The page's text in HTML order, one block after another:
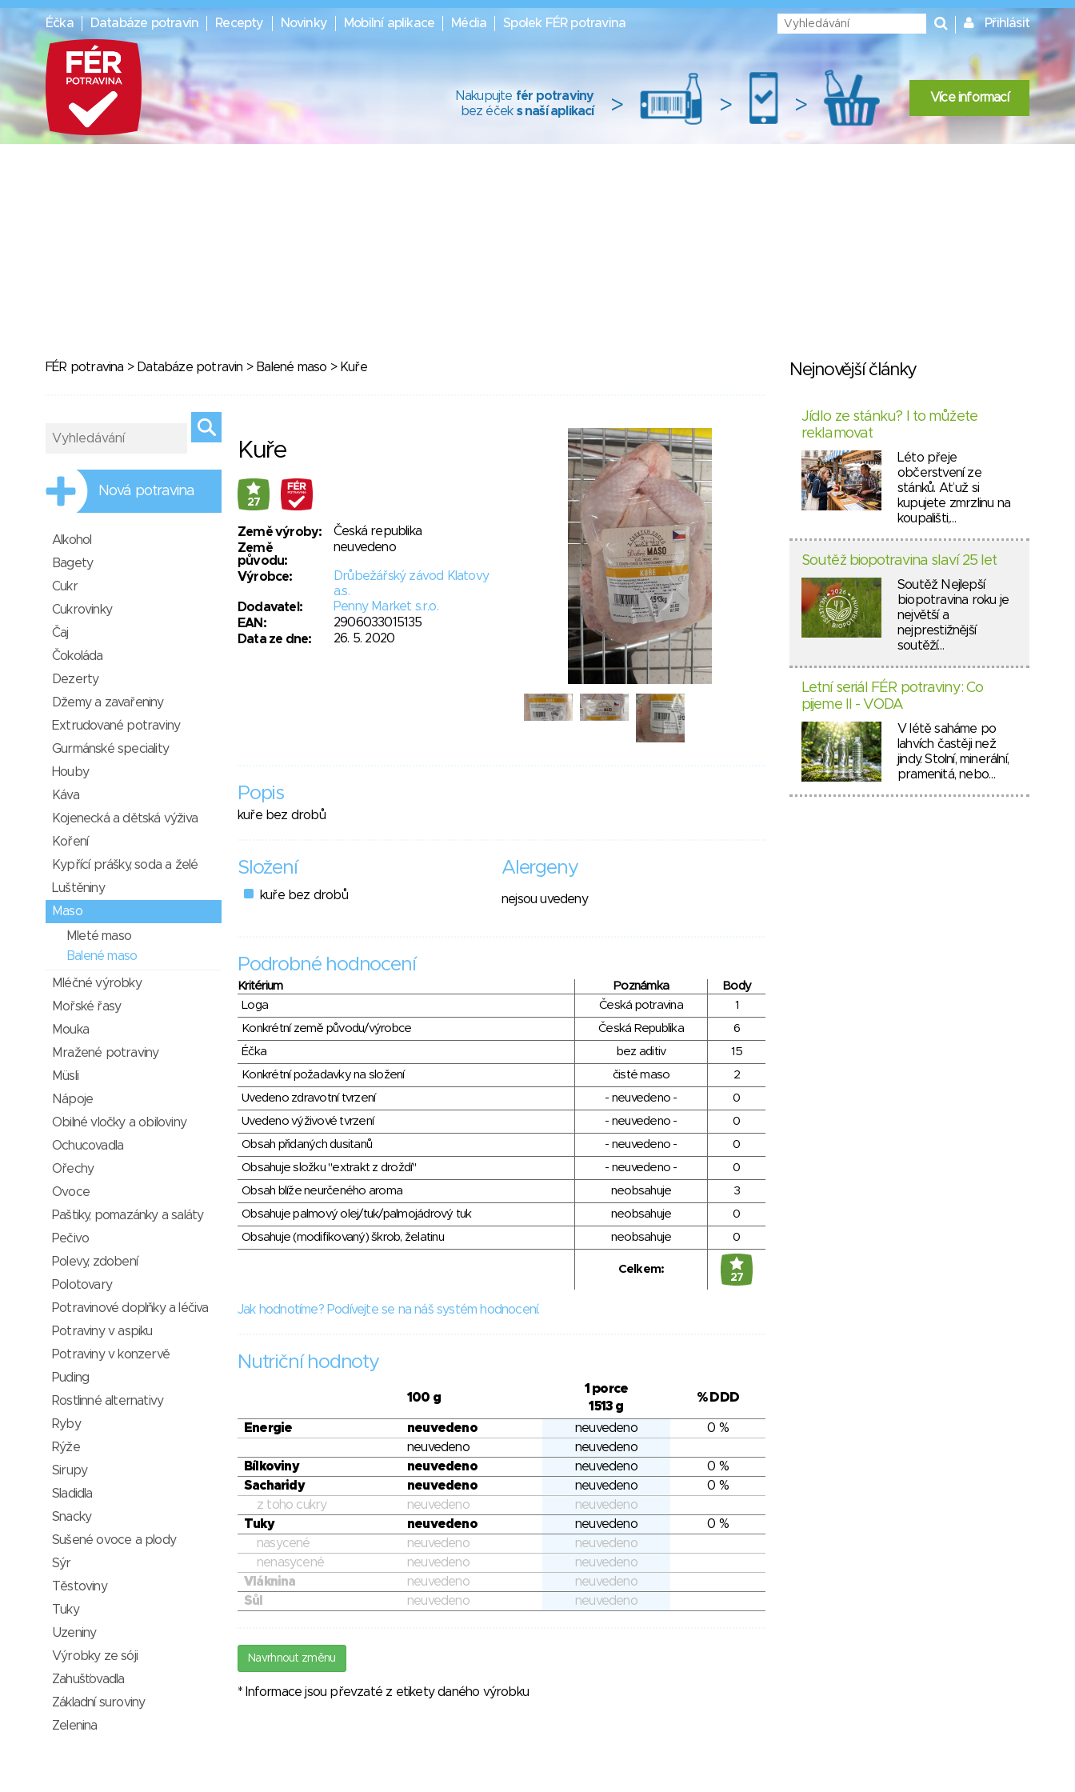
Éčka Databáze potravin Recepty Novinky Mobilní aplikace Média Spolek FÉR potravina Přihlásit
Nakupujte fér potraviny
bez éček s naší aplikací > > > Více informací
FÉR potravina > Databáze potravin > Balené maso > Kuře
Kuře
27
Země výroby:
Česká republika
Země
původu:
neuvedeno
Výrobce:
Drůbežářský závod Klatovy
a.s.
Dodavatel:
Penny Market s.r.o.
EAN:
2906033015135
Data ze dne:
26. 5. 2020
Popis
kuře bez drobů
Složení
kuře bez drobů
Alergeny
nejsou uvedeny
Podrobné hodnocení
Kritérium Poznámka
Body
Loga
Česká potravina
1
Konkrétní země původu/výrobce
Česká Republika
6
Éčka
bez aditiv
15
Konkrétní požadavky na složení
čisté maso
2
Uvedeno zdravotní tvrzení
- neuvedeno -
0
Uvedeno výživové tvrzení
- neuvedeno -
0
Obsah přidaných dusitanů
- neuvedeno -
0
Obsahuje složku "extrakt z droždí"
- neuvedeno -
0
Obsah blíže neurčeného aroma
neobsahuje
3
Obsahuje palmový olej/tuk/palmojádrový tuk
neobsahuje
0
Obsahuje (modifikovaný) škrob, želatinu
neobsahuje 0
Celkem:
27
Jak hodnotíme? Podívejte se na náš systém hodnocení.
Nutriční hodnoty
100 g
1 porce
1513 g
% DDD
Energie neuvedeno neuvedeno
0 %
neuvedeno
neuvedeno
Bílkoviny
neuvedeno neuvedeno
0 %
Sacharidy
neuvedeno neuvedeno
0 %
z toho cukry
neuvedeno
neuvedeno
Tuky
neuvedeno neuvedeno
0 %
nasycené
neuvedeno
neuvedeno
nenasycené
neuvedeno
neuvedeno
Vláknina
neuvedeno
neuvedeno
Sůl
neuvedeno neuvedeno
Navrhnout změnu
* Informace jsou převzaté z etikety daného výrobku
Nová potravina
Alkohol
Bagety
Cukr
Cukrovinky
Čaj
Čokoláda
Dezerty
Džemy a zavařeniny
Extrudované potraviny
Gurmánské speciality
Houby
Káva
Kojenecká a dětská výživa
Koření
Kypřící prášky, soda a želé
Luštěniny
Maso
Mleté maso
Balené maso
Mléčné výrobky
Mořské řasy
Mouka
Mražené potraviny
Müsli
Nápoje
Obilné vločky a obiloviny
Ochucovadla
Ořechy
Ovoce
Paštiky, pomazánky a saláty
Pečivo
Polevy, zdobení
Polotovary
Potravinové doplňky a léčiva
Potraviny v aspiku
Potraviny v konzervě
Puding
Rostlinné alternativy
Ryby
Rýže
Sirupy
Sladidla
Snacky
Sušené ovoce a plody
Sýr
Těstoviny
Tuky
Uzeniny
Výrobky ze sóji
Zahušťovadla
Základní suroviny
Zelenina
Nejnovější články
Jídlo ze stánku? I to můžete
reklamovat
Léto přeje
občerstvení ze
stánků. Ať už si
kupujete zmrzlinu na
koupališti,…
Soutěž biopotravina slaví 25 let
Soutěž Nejlepší
biopotravina roku je
největší a
nejprestižnější
soutěží…
Letní seriál FÉR potraviny: Co
pijeme II - VODA
V létě saháme po
lahvích častěji než
jindy. Stolní, minerální,
pramenitá, nebo…